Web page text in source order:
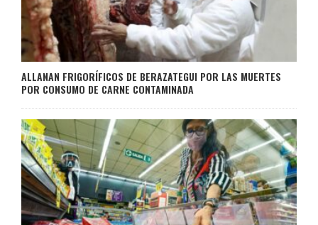
ALLANAN FRIGORÍFICOS DE BERAZATEGUI POR LAS MUERTES
POR CONSUMO DE CARNE CONTAMINADA